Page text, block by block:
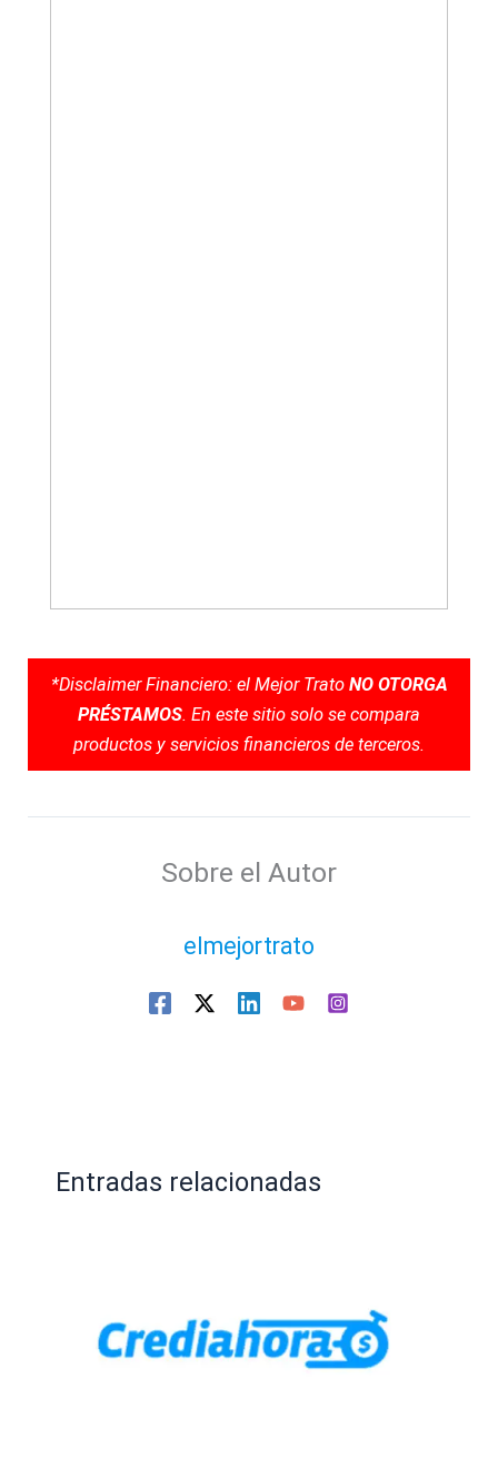
*Disclaimer Financiero: el Mejor Trato NO OTORGA
PRÉSTAMOS. En este sitio solo se compara
productos y servicios financieros de terceros.
Sobre el Autor
elmejortrato
Entradas relacionadas